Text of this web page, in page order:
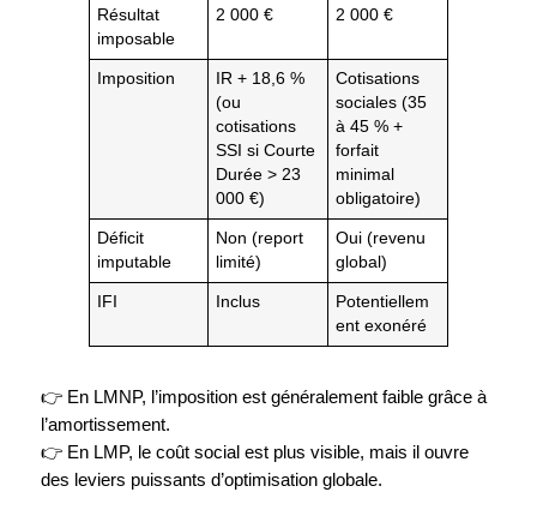
Résultat
imposable
2 000 € 2 000 €
Imposition
IR + 18,6 %
(ou
cotisations
SSI si Courte
Durée > 23
000 €)
Cotisations
sociales (35
à 45 % +
forfait
minimal
obligatoire)
Déficit
imputable
Non (report
limité)
Oui (revenu
global)
IFI Inclus
Potentiellem
ent exonéré
👉 En LMNP, l’imposition est généralement faible grâce à
l’amortissement.
👉 En LMP, le coût social est plus visible, mais il ouvre
des leviers puissants d’optimisation globale.